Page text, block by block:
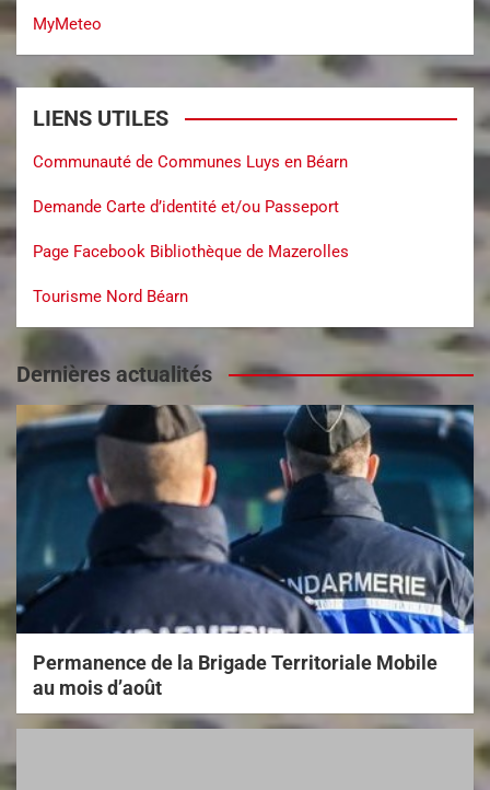
MyMeteo
LIENS UTILES
Communauté de Communes Luys en Béarn
Demande Carte d’identité et/ou Passeport
Page Facebook Bibliothèque de Mazerolles
Tourisme Nord Béarn
Dernières actualités
Permanence de la Brigade Territoriale Mobile
au mois d’août